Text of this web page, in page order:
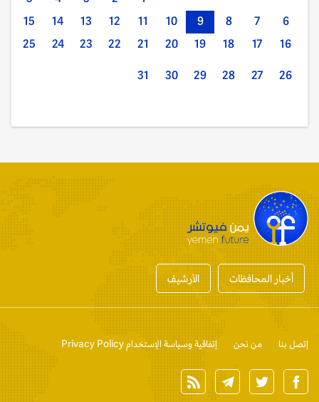
6
7
8
9
10
11
12
13
14
15
16
17
18
19
20
21
22
23
24
25
26
27
28
29
30
31
أخبار المحافظات الأرشيف
إتصل بنا من نحن إتفاقية وسياسة الإستخدام Privacy Policy